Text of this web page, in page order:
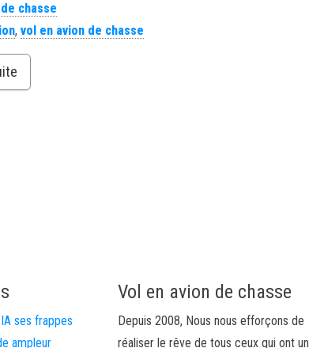
chasse
,vol en avion de chasse
ses frappes
ampleur
Vol en avion de chasse
Depuis 2008, Nous nous efforçons de
réaliser le rêve de tous ceux qui ont un